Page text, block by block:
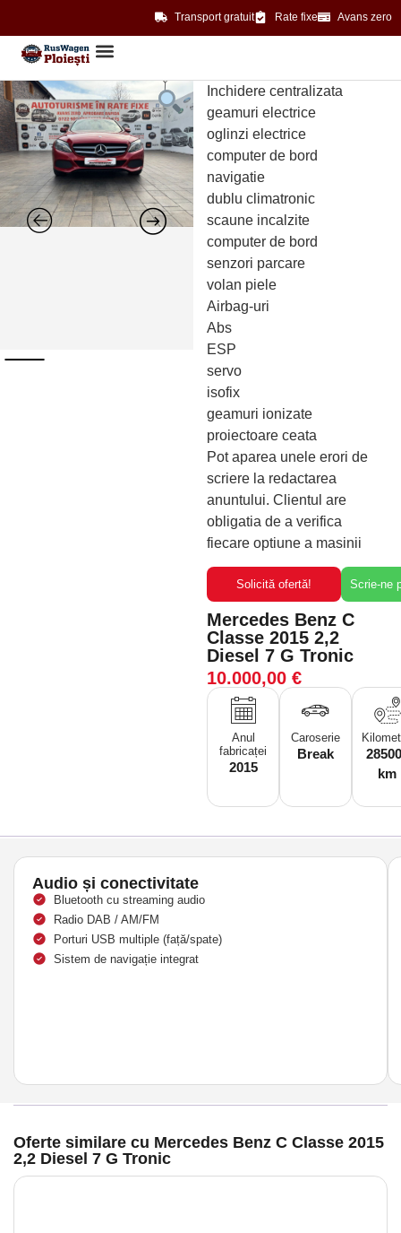
Transport gratuit Rate fixe Avans zero
Mercedes Benz C
Classe 2015 2,2
Diesel 7 G Tronic
10.000,00€
Inchidere centralizata
geamuri electrice
oglinzi electrice
computer de bord
navigatie
dublu climatronic
scaune incalzite
computer de bord
senzori parcare
volan piele
Airbag-uri
Abs
ESP
servo
isofix
geamuri ionizate
proiectoare ceata
Pot aparea unele erori de
scriere la redactarea
anuntului. Clientul are
obligatia de a verifica
fiecare optiune a masinii
Solicită ofertă! Scrie-ne
Anul
fabricaței
2015
Caroserie
Break
km
Audio și conectivitate
Bluetooth cu streaming audio
Radio DAB / AM/FM
Porturi USB multiple (față/spate)
Sistem de navigație integrat
Oferte similare cu Mercedes Benz C Classe 2015
2,2 Diesel 7 G Tronic